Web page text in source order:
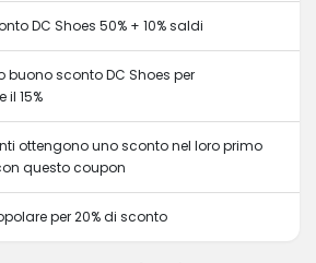
DC Shoes 50% + 10% saldi
buono sconto DC Shoes per
il 15%
ottengono uno sconto nel loro primo
questo coupon
per 20% di sconto